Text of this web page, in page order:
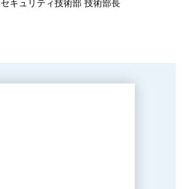
キュリティ技術部 技術部長